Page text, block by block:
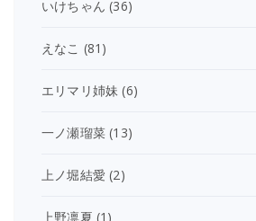
いけちゃん (36)
えなこ (81)
エリマリ姉妹 (6)
一ノ瀬瑠菜 (13)
上ノ堀結愛 (2)
上野凛夏 (1)